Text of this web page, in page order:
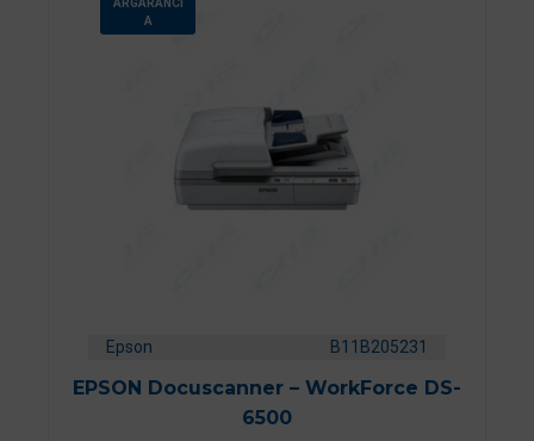
ÁRGARANCI
A
Epson B11B205231
EPSON Docuscanner – WorkForce DS-
6500